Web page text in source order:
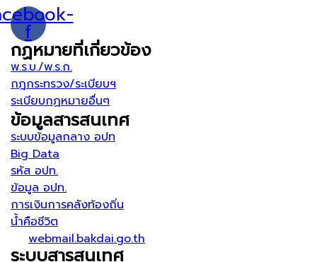
f
กฏหมายที่เกี่ยวข้อง
พ.ร.บ./พ.ร.ก.
กฎกระทรวง/ระเบียบฯ
ระเบียบกฏหมายอื่นๆ
ข้อมูลสารสนเทศ
ระบบข้อมูลกลาง อปท
Big Data
รหัส อปท.
ข้อมูล อปท.
การเงินการคลังท้องถิ่น
น้ำคือชีวิต
webmail.bakdai.go.th
ระบบสารสนเทศ